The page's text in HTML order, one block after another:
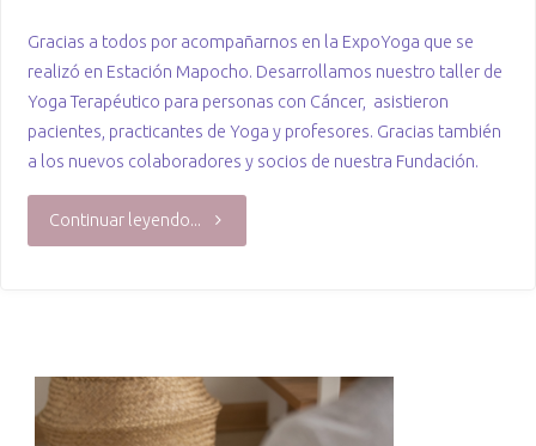
Gracias a todos por acompañarnos en la ExpoYoga que se
realizó en Estación Mapocho. Desarrollamos nuestro taller de
Yoga Terapéutico para personas con Cáncer, asistieron
pacientes, practicantes de Yoga y profesores. Gracias también
a los nuevos colaboradores y socios de nuestra Fundación.
Continuar leyendo... "Expo